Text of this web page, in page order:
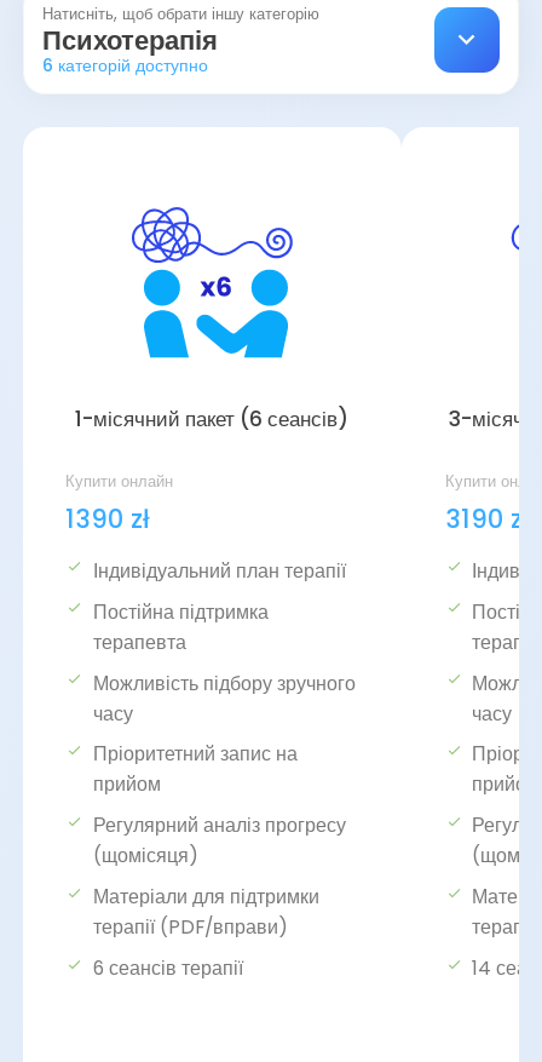
Натисніть, щоб обрати іншу категорію
Психотерапія
6 категорій доступно
1-місячний пакет (6 сеансів)
Купити онлайн
1390 zł
Індивідуальний план терапії
Постійна підтримка
терапевта
Можливість підбору зручного
часу
Пріоритетний запис на
прийом
Регулярний аналіз прогресу
(щомісяця)
Матеріали для підтримки
терапії (PDF/вправи)
6 сеансів терапії
3-
Купити
3190 zł
часу
прийом
14